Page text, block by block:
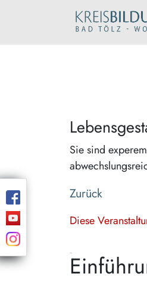
Sie sind
Zurück
Diese